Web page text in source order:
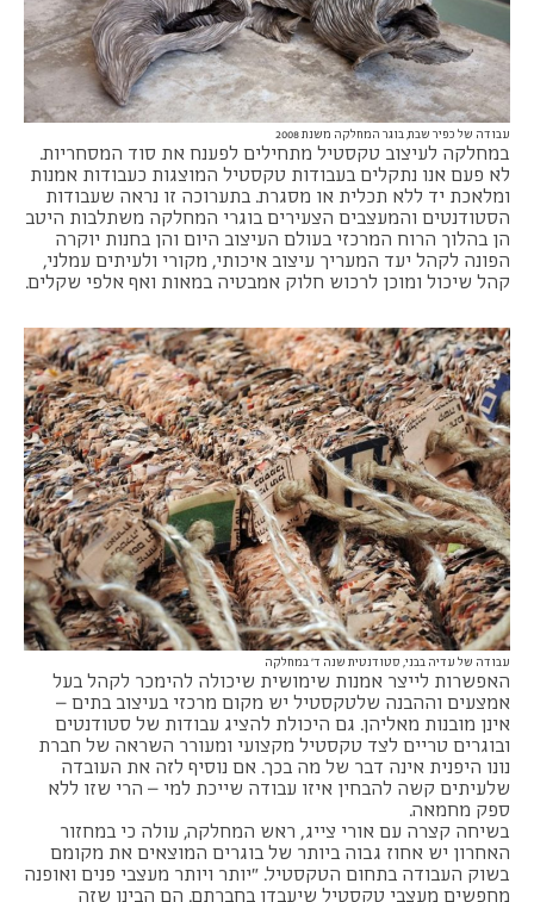
עבודה של כפיר שבת, בוגר המחלקה משנת 2008
במחלקה לעיצוב טקסטיל מתחילים לפענח את סוד המסחריות.
לא פעם אנו נתקלים בעבודות טקסטיל המוצגות כעבודות אמנות
ומלאכת יד ללא תכלית או מסגרת. בתערוכה זו נראה שעבודות
הסטודנטים והמעצבים הצעירים בוגרי המחלקה משתלבות היטב
הן בהלוך הרוח המרכזי בעולם העיצוב היום והן בחנות יוקרה
הפונה לקהל יעד המעריך עיצוב איכותי, מקורי ולעיתים עמלני,
קהל שיכול ומוכן לרכוש חלוק אמבטיה במאות ואף אלפי שקלים.
עבודה של עדיה בבני, סטודנטית שנה ד' במחלקה
האפשרות לייצר אמנות שימושית שיכולה להימכר לקהל בעל
אמצעים וההבנה שלטקסטיל יש מקום מרכזי בעיצוב בתים –
אינן מובנות מאליהן. גם היכולת להציג עבודות של סטודנטים
ובוגרים טריים לצד טקסטיל מקצועי ומעורר השראה של חברת
נונו היפנית אינה דבר של מה בכך. אם נוסיף לזה את העובדה
שלעיתים קשה להבחין איזו עבודה שייכת למי – הרי שזו ללא
ספק מחמאה.
בשיחה קצרה עם אורי צייג, ראש המחלקה, עולה כי במחזור
האחרון יש אחוז גבוה ביותר של בוגרים המוצאים את מקומם
בשוק העבודה בתחום הטקסטיל. "יותר ויותר מעצבי פנים ואופנה
מחפשים מעצבי טקסטיל שיעבדו בחברתם. הם הבינו שזה